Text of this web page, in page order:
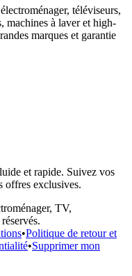
téléviseurs,
machines à laver et high-
marques et garantie
et rapide. Suivez vos
offres exclusives.
TV,
•Politique de retour et
•Supprimer mon